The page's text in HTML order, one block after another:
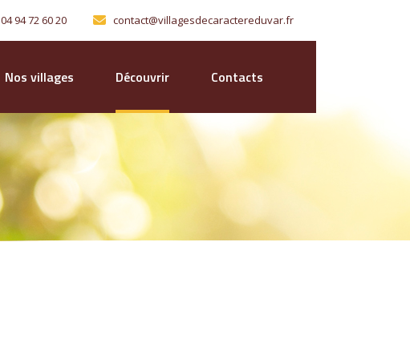
04 94 72 60 20 contact@villagesdecaractereduvar.fr
Nos villages Découvrir Contacts